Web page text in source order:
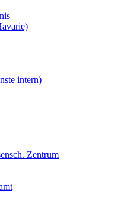
intern)
Zentrum